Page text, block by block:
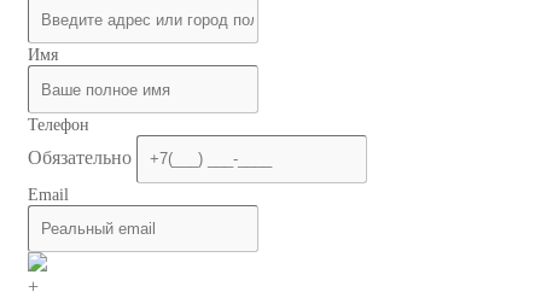
Имя
Телефон
Обязательно
Email
+